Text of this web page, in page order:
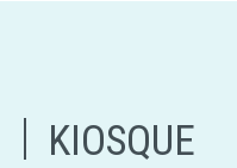
KIOSQUE